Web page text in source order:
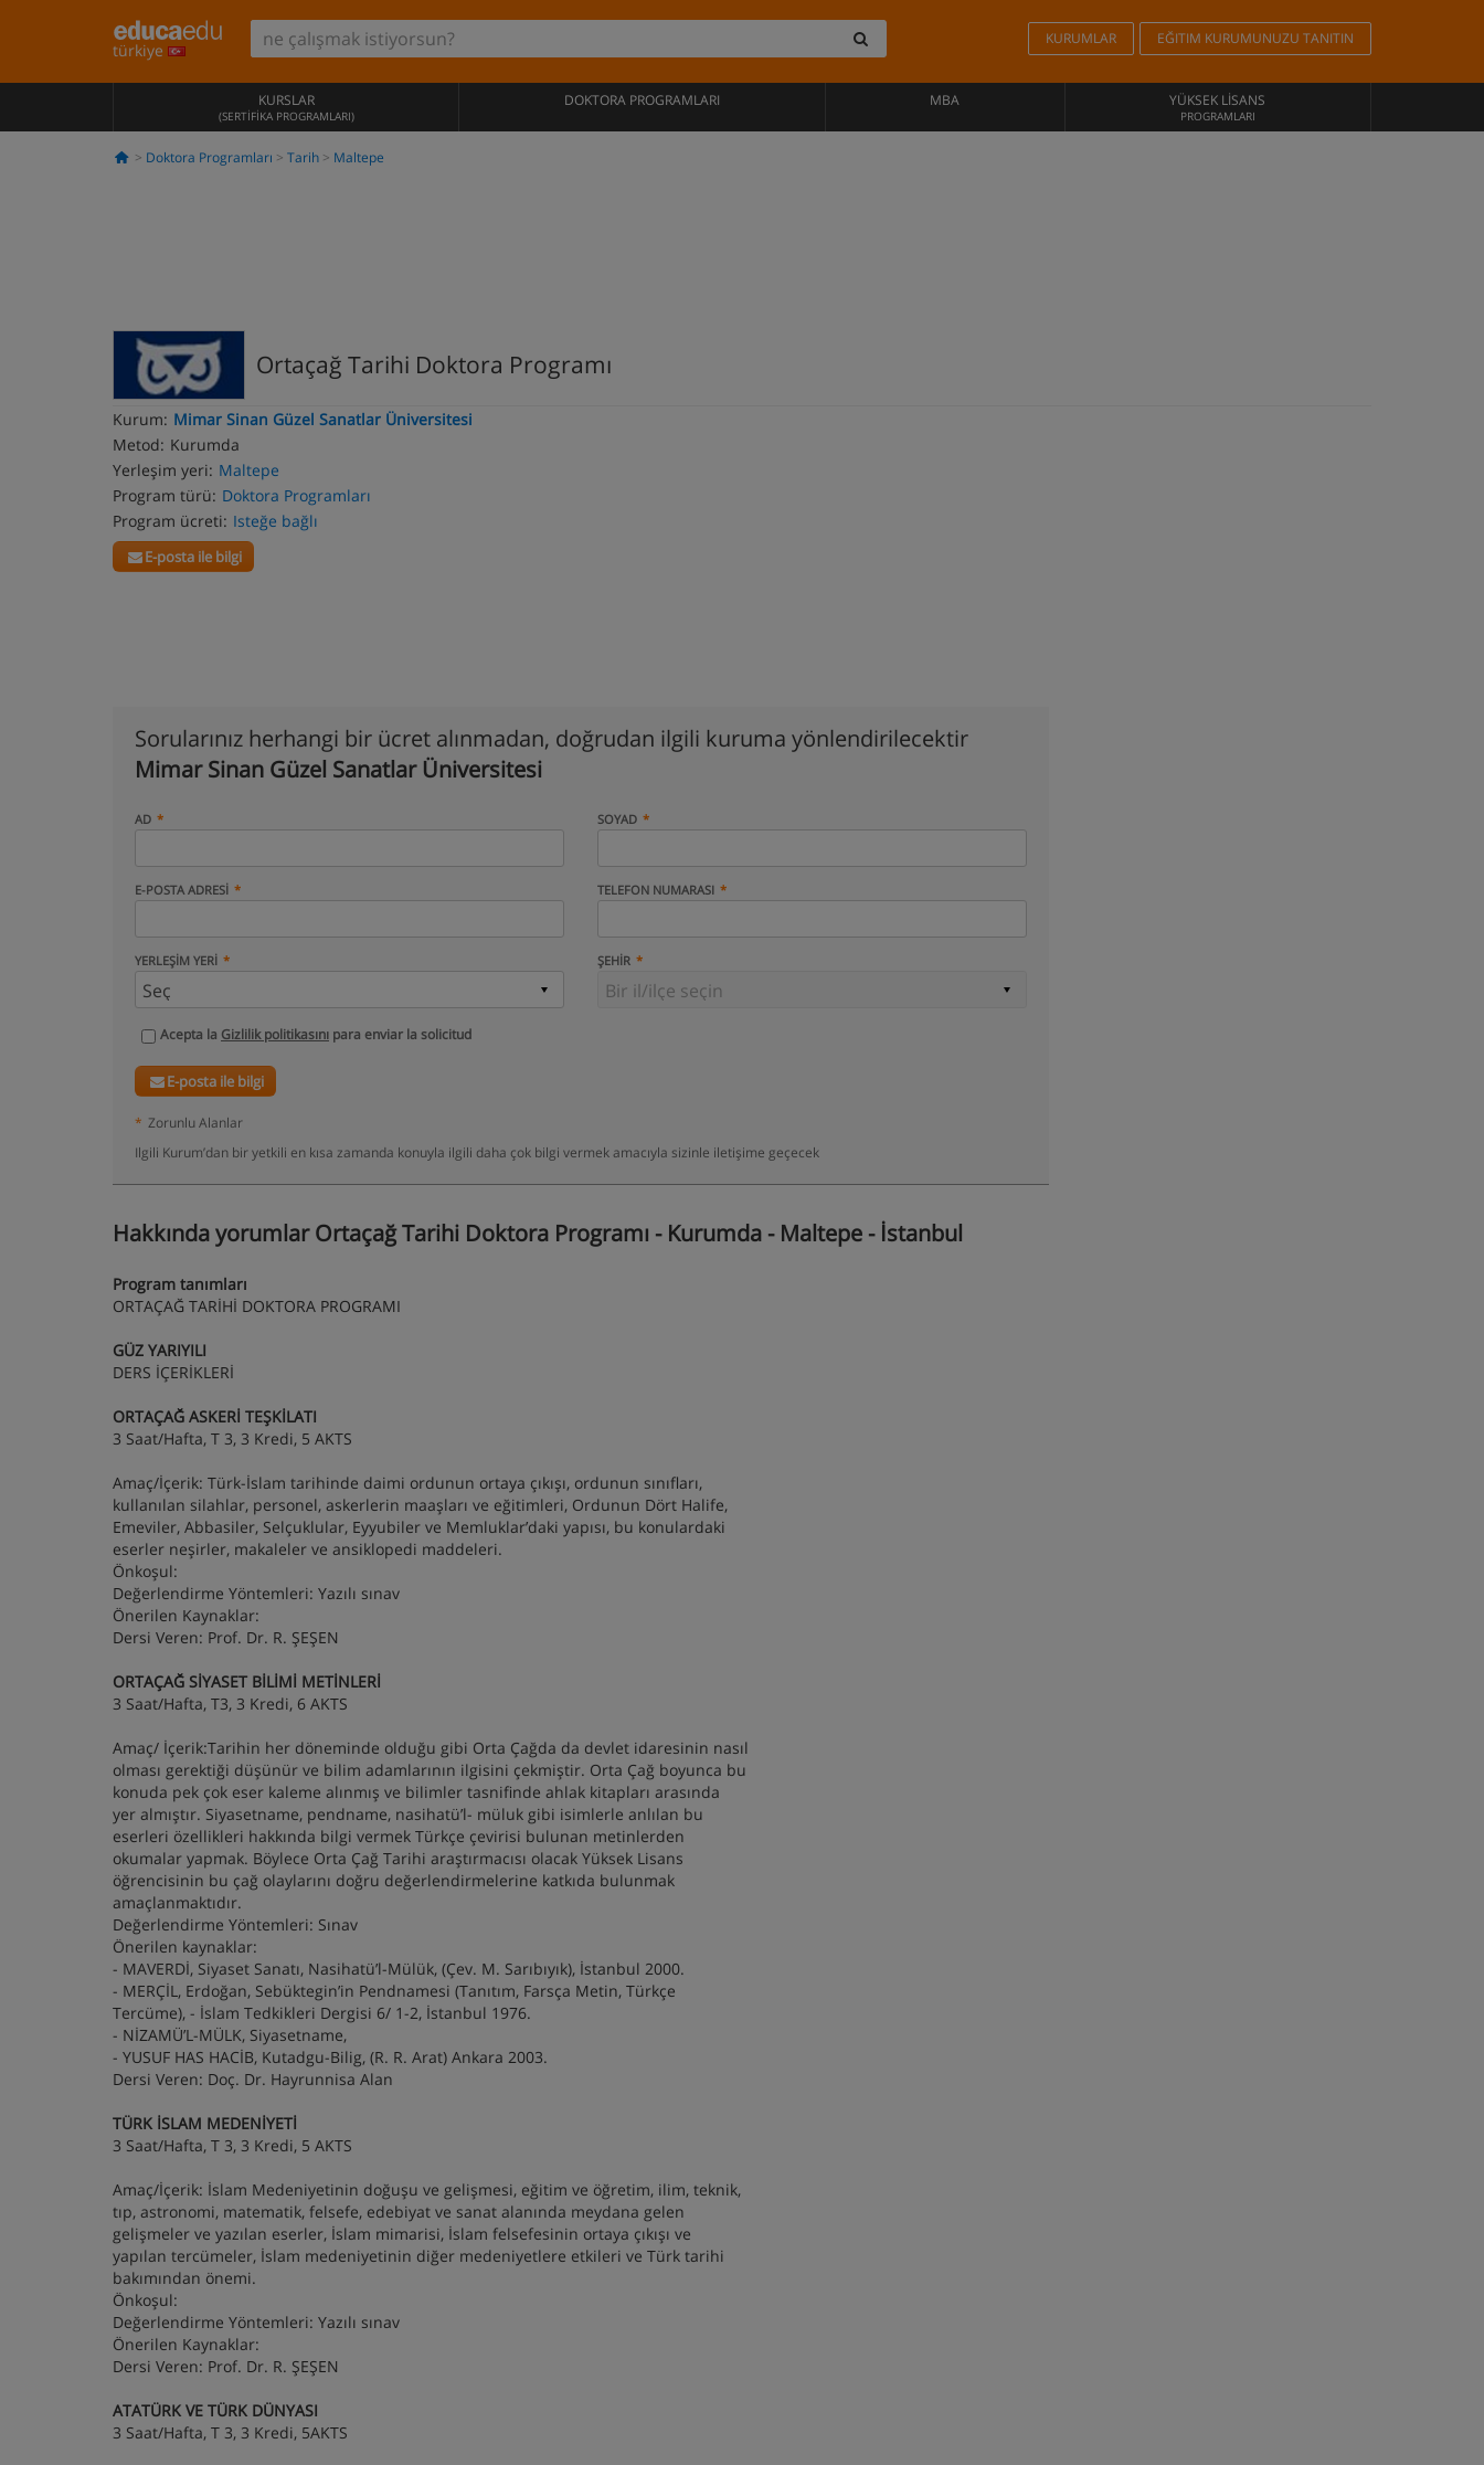
türkiye
KURUMLAR EĞITIM KURUMUNUZU TANITIN
KURSLAR
(SERTIFIKA PROGRAMLARI)
DOKTORA PROGRAMLARI MBA YÜKSEK LISANS
PROGRAMLARI
Doktora Programları Tarih Maltepe
Ortaçağ Tarihi Doktora Programı
Kurum: Mimar Sinan Güzel Sanatlar Üniversitesi
Metod: Kurumda
Yerleşim yeri: Maltepe
Program türü: Doktora Programları
Program ücreti: Isteğe bağlı
E-posta ile bilgi
Sorularınız herhangi bir ücret alınmadan, doğrudan ilgili kuruma yönlendirilecektir
Mimar Sinan Güzel Sanatlar Üniversitesi
AD SOYAD
E-POSTA ADRESI TELEFON NUMARASI
YERLEŞIM YERI ŞEHIR
Acepta la Gizlilik politikasını para enviar la solicitud
E-posta ile bilgi
* Zorunlu Alanlar
Ilgili Kurum’dan bir yetkili en kısa zamanda konuyla ilgili daha çok bilgi vermek amacıyla sizinle iletişime geçecek
Hakkında yorumlar Ortaçağ Tarihi Doktora Programı - Kurumda - Maltepe - İstanbul
Program tanımları
ORTAÇAĞ TARİHİ DOKTORA PROGRAMI
GÜZ YARIYILI
DERS İÇERİKLERİ
ORTAÇAĞ ASKERİ TEŞKİLATI
3 Saat/Hafta, T 3, 3 Kredi, 5 AKTS
Amaç/İçerik: Türk-İslam tarihinde daimi ordunun ortaya çıkışı, ordunun sınıfları,
kullanılan silahlar, personel, askerlerin maaşları ve eğitimleri, Ordunun Dört Halife,
Emeviler, Abbasiler, Selçuklular, Eyyubiler ve Memluklar’daki yapısı, bu konulardaki
eserler neşirler, makaleler ve ansiklopedi maddeleri.
Önkoşul:
Değerlendirme Yöntemleri: Yazılı sınav
Önerilen Kaynaklar:
Dersi Veren: Prof. Dr. R. ŞEŞEN
ORTAÇAĞ SİYASET BİLİMİ METİNLERİ
3 Saat/Hafta, T3, 3 Kredi, 6 AKTS
Amaç/ İçerik:Tarihin her döneminde olduğu gibi Orta Çağda da devlet idaresinin nasıl
olması gerektiği düşünür ve bilim adamlarının ilgisini çekmiştir. Orta Çağ boyunca bu
konuda pek çok eser kaleme alınmış ve bilimler tasnifinde ahlak kitapları arasında
yer almıştır. Siyasetname, pendname, nasihatü’l- müluk gibi isimlerle anlılan bu
eserleri özellikleri hakkında bilgi vermek Türkçe çevirisi bulunan metinlerden
okumalar yapmak. Böylece Orta Çağ Tarihi araştırmacısı olacak Yüksek Lisans
öğrencisinin bu çağ olaylarını doğru değerlendirmelerine katkıda bulunmak
amaçlanmaktıdır.
Değerlendirme Yöntemleri: Sınav
Önerilen kaynaklar:
- MAVERDİ, Siyaset Sanatı, Nasihatü’l-Mülük, (Çev. M. Sarıbıyık), İstanbul 2000.
- MERÇİL, Erdoğan, Sebüktegin’in Pendnamesi (Tanıtım, Farsça Metin, Türkçe
Tercüme), - İslam Tedkikleri Dergisi 6/ 1-2, İstanbul 1976.
- NİZAMÜ’L-MÜLK, Siyasetname,
- YUSUF HAS HACİB, Kutadgu-Bilig, (R. R. Arat) Ankara 2003.
Dersi Veren: Doç. Dr. Hayrunnisa Alan
TÜRK İSLAM MEDENİYETİ
3 Saat/Hafta, T 3, 3 Kredi, 5 AKTS
Amaç/İçerik: İslam Medeniyetinin doğuşu ve gelişmesi, eğitim ve öğretim, ilim, teknik,
tıp, astronomi, matematik, felsefe, edebiyat ve sanat alanında meydana gelen
gelişmeler ve yazılan eserler, İslam mimarisi, İslam felsefesinin ortaya çıkışı ve
yapılan tercümeler, İslam medeniyetinin diğer medeniyetlere etkileri ve Türk tarihi
bakımından önemi.
Önkoşul:
Değerlendirme Yöntemleri: Yazılı sınav
Önerilen Kaynaklar:
Dersi Veren: Prof. Dr. R. ŞEŞEN
ATATÜRK VE TÜRK DÜNYASI
3 Saat/Hafta, T 3, 3 Kredi, 5AKTS